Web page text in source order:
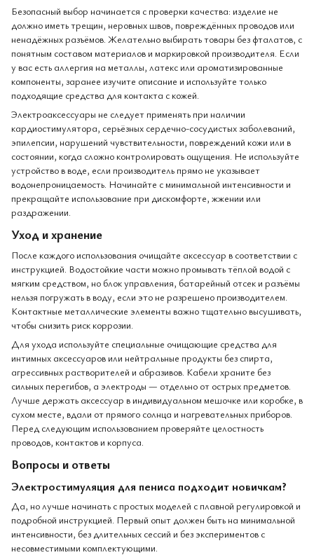
Безопасный выбор начинается с проверки качества: изделие не
должно иметь трещин, неровных швов, повреждённых проводов или
ненадёжных разъёмов. Желательно выбирать товары без фталатов, с
понятным составом материалов и маркировкой производителя. Если
у вас есть аллергия на металлы, латекс или ароматизированные
компоненты, заранее изучите описание и используйте только
подходящие средства для контакта с кожей.
Электроаксессуары не следует применять при наличии
кардиостимулятора, серьёзных сердечно-сосудистых заболеваний,
эпилепсии, нарушений чувствительности, повреждений кожи или в
состоянии, когда сложно контролировать ощущения. Не используйте
устройство в воде, если производитель прямо не указывает
водонепроницаемость. Начинайте с минимальной интенсивности и
прекращайте использование при дискомфорте, жжении или
раздражении.
Уход и хранение
После каждого использования очищайте аксессуар в соответствии с
инструкцией. Водостойкие части можно промывать тёплой водой с
мягким средством, но блок управления, батарейный отсек и разъёмы
нельзя погружать в воду, если это не разрешено производителем.
Контактные металлические элементы важно тщательно высушивать,
чтобы снизить риск коррозии.
Для ухода используйте специальные очищающие средства для
интимных аксессуаров или нейтральные продукты без спирта,
агрессивных растворителей и абразивов. Кабели храните без
сильных перегибов, а электроды — отдельно от острых предметов.
Лучше держать аксессуар в индивидуальном мешочке или коробке, в
сухом месте, вдали от прямого солнца и нагревательных приборов.
Перед следующим использованием проверяйте целостность
проводов, контактов и корпуса.
Вопросы и ответы
Электростимуляция для пениса подходит новичкам?
Да, но лучше начинать с простых моделей с плавной регулировкой и
подробной инструкцией. Первый опыт должен быть на минимальной
интенсивности, без длительных сессий и без экспериментов с
несовместимыми комплектующими.